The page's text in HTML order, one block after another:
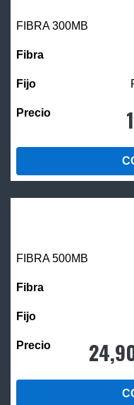
FIBRA 300MB
FIBRA500MB